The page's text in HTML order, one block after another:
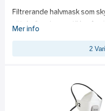
Filtrerande halvmask som
vätskeformiga partiklar.
komfortabelt och säkert
Färgkodade bomullsband
Mer info
2